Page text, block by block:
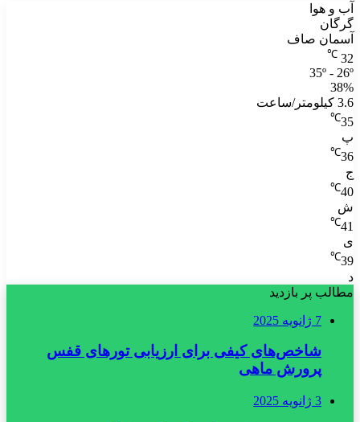
آب و هوا
گرگان
آسمان صاف
32
℃
35º - 26º
38%
3.6 کیلومتر/ساعت
35
℃
پ
36
℃
ج
40
℃
ش
41
℃
ی
39
℃
د
مطالب پر بازدید
7 ژانویه 2025
شاخص‌های کیفی برای ارزیابی تورهای قفس
پرورش ماهی
3 ژانویه 2025